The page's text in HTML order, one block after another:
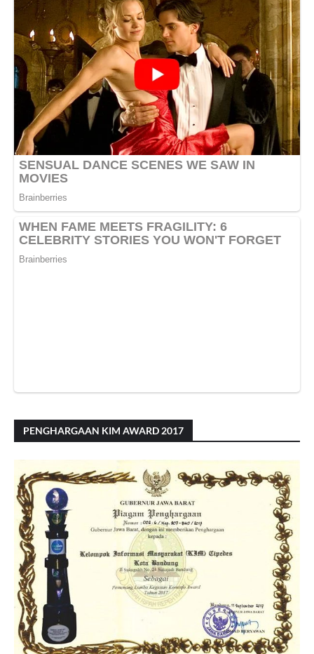
PENGHARGAAN KIM AWARD 2017